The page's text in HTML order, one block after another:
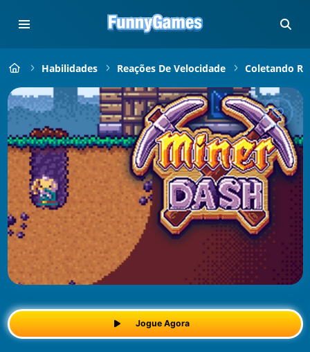
Habilidades Reações De Velocidade Coletando
Jogue Agora